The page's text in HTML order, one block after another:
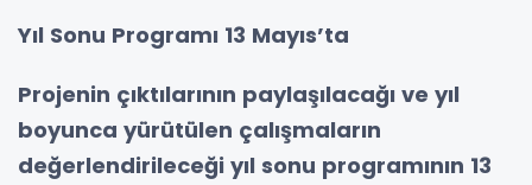
Yıl Sonu Programı 13 Mayıs’ta
Projenin çıktılarının paylaşılacağı ve yıl
boyunca yürütülen çalışmaların
değerlendirileceği yıl sonu programının 13